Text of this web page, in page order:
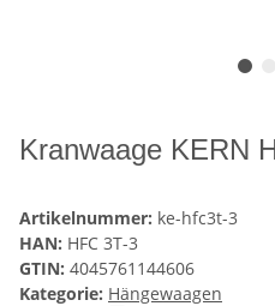
Kranwaage KERN
Artikelnummer: ke-hfc3t-3
HAN: HFC 3T-3
GTIN: 4045761144606
Kategorie: Hängewaagen